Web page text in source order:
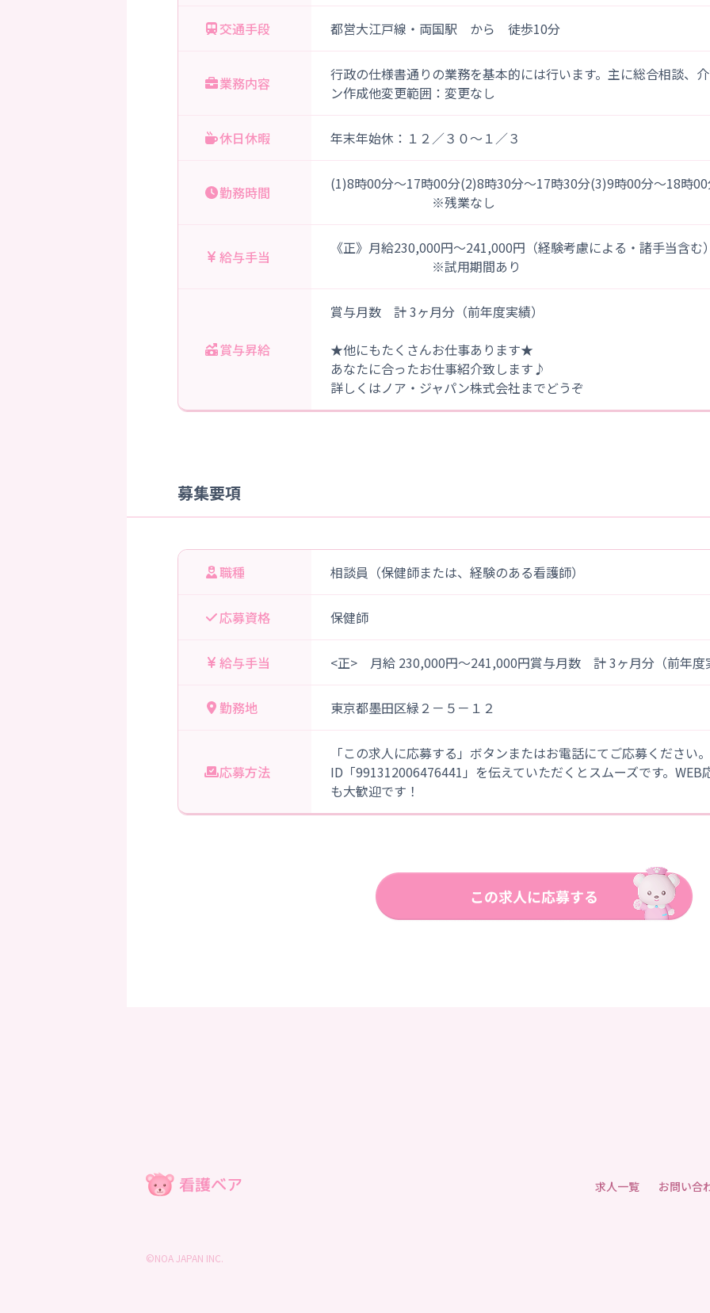
交通手段 都営大江戸線・両国駅 から 徒歩10分
業務内容
行政の仕様書通りの業務を基本的には行います。主に総合相談、
ン作成他変更範囲：変更なし
休日休暇 年末年始休：１２／３０～１／３
勤務時間
(1)8時00分～17時00分(2)8時30分～17時30分(3)9時00分～18時
※残業なし
給与手当
《正》月給230,000円～241,000円（経験考慮による・諸手当含む
※試用期間あり
賞与昇給
賞与月数 計 3ヶ月分（前年度実績）
★他にもたくさんお仕事あります★
あなたに合ったお仕事紹介致します♪
詳しくはノア・ジャパン株式会社までどうぞ
募集要項
職種 相談員（保健師または、経験のある看護師）
応募資格 保健師
給与手当 <正> 月給 230,000円～241,000円賞与月数 計 3ヶ月分（前年度
勤務地 東京都墨田区緑２－５－１２
応募方法
「この求人に応募する」ボタンまたはお電話にてご応募ください
ID「991312006476441」を伝えていただくとスムーズです。WEB
も大歓迎です！
求人一覧 お問い合
©NOA JAPAN INC.